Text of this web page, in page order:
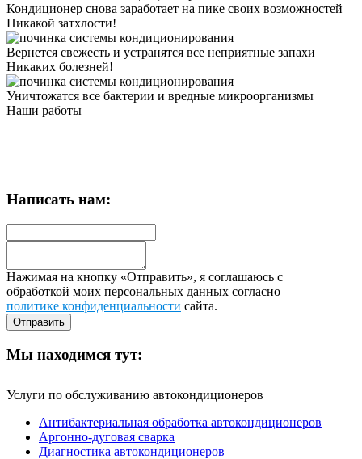
Кондиционер снова заработает на пике своих возможностей
Никакой затхлости!
Вернется свежесть и устранятся все неприятные запахи
Никаких болезней!
Уничтожатся все бактерии и вредные микроорганизмы
Наши работы
Написать нам:
Нажимая на кнопку «Отправить», я соглашаюсь с
обработкой моих персональных данных согласно
политике конфиденциальности сайта.
Мы находимся тут:
Услуги по обслуживанию автокондиционеров
Антибактериальная обработка автокондиционеров
Аргонно-дуговая сварка
Диагностика автокондиционеров